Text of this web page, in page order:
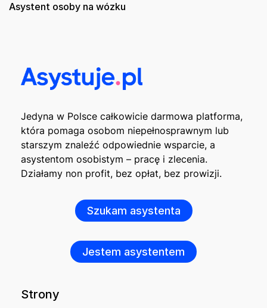
Asystent osoby na wózku
Jedyna w Polsce całkowicie darmowa platforma,
która pomaga osobom niepełnosprawnym lub
starszym znaleźć odpowiednie wsparcie, a
asystentom osobistym – pracę i zlecenia.
Działamy non profit, bez opłat, bez prowizji.
Szukam asystenta
Jestem asystentem
Strony